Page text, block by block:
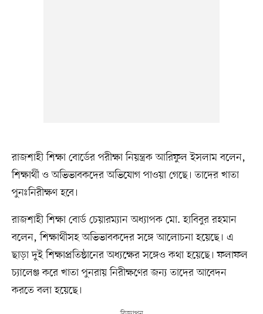
রাজশাহী শিক্ষা বোর্ডের পরীক্ষা নিয়ন্ত্রক আরিফুল ইসলাম বলেন,
শিক্ষার্থী ও অভিভাবকদের অভিযোগ পাওয়া গেছে। তাদের খাতা
পুনঃনিরীক্ষণ হবে।
রাজশাহী শিক্ষা বোর্ড চেয়ারম্যান অধ্যাপক মো. হাবিবুর রহমান
বলেন, শিক্ষার্থীসহ অভিভাবকদের সঙ্গে আলোচনা হয়েছে। এ
ছাড়া দুই শিক্ষাপ্রতিষ্ঠানের অধ্যক্ষের সঙ্গেও কথা হয়েছে। ফলাফল
চ্যালেঞ্জ করে খাতা পুনরায় নিরীক্ষণের জন্য তাদের আবেদন
করতে বলা হয়েছে।